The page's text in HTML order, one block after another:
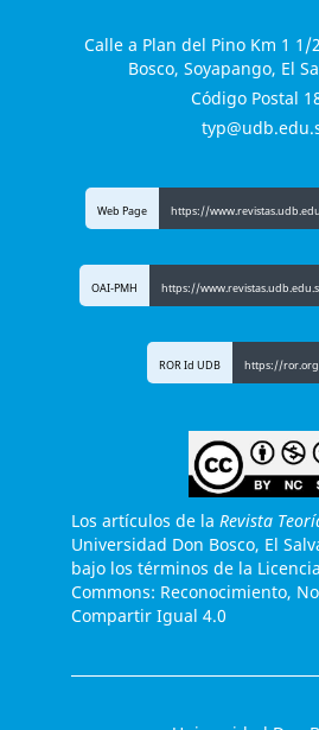
Calle a Plan del Pino Km 1 1/
Bosco, Soyapango, El
Código Postal
Web Page https://
OAI-PMH https://
ROR Id UDB https://
Los artículos de la Revista
Universidad Don Bosco, El
bajo los términos de la
Commons: Reconocimiento,
Compartir Igual 4.0